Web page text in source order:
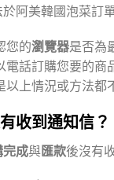
阿美韓國泡菜訂
您的瀏覽器是否為
電話訂購您要的商
以上情況或方法都
收到通知信？
完成與匯款後沒有